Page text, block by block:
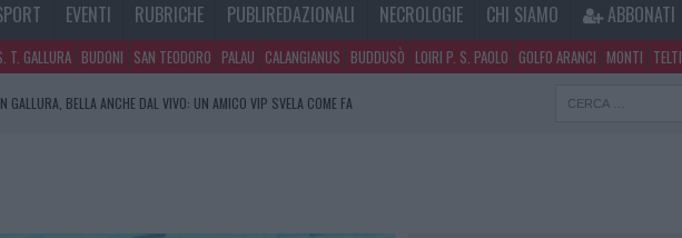
EVENTI RUBRICHE PUBLIREDAZIONALI NECROLOGIE CHI SIAMO ABBONATI
T. GALLURA BUDONI SAN TEODORO PALAU CALANGIANUS BUDDUSÒ LOIRI P. S. PAOLO GOLFO ARANCI MONTI TELTI
GALLURA, BELLA ANCHE DAL VIVO: UN AMICO VIP SVELA COME FA